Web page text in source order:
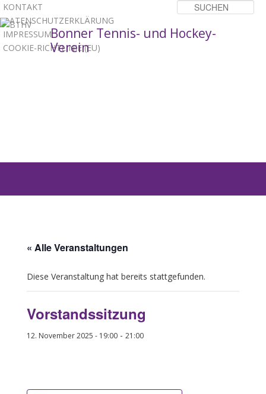
KONTAKT
DATENSCHUTZERKLÄRUNG
IMPRESSUM
COOKIE-RICHTLINIE (EU)
Bonner Tennis- und Hockey-
Verein
1 2 3
« Alle Veranstaltungen
Diese Veranstaltung hat bereits stattgefunden.
Vorstandssitzung
12. November 2025 - 19:00 - 21:00